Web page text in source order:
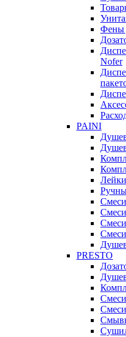
Фены
Nofer
PAINI
PRESTO